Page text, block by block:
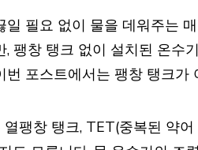
일 필요 없이 물을 데워주는
팽창 탱크 없이 설치된 온
포스트에서는 팽창 탱크
팽창 탱크, TET(중복된 약